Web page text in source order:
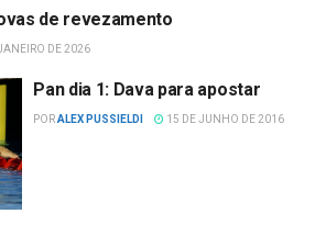
de revezamento
DE 2026
Pan dia 1: Dava para apostar
PORALEX PUSSIELDI 15 DE JUNHO DE 2016